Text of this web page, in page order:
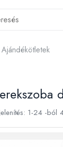
1-24 -ból